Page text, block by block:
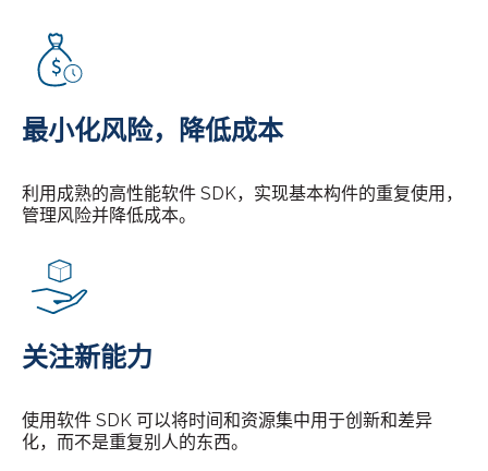
最小化风险，降低成本
利用成熟的高性能软件 SDK，实现基本构件的重复使用，
管理风险并降低成本。
关注新能力
使用软件 SDK 可以将时间和资源集中用于创新和差异
化，而不是重复别人的东西。